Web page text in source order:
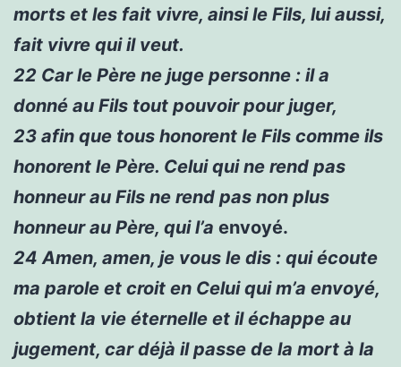
morts et les fait vivre, ainsi le Fils, lui aussi,
fait vivre qui il veut.
22 Car le Père ne juge personne : il a
donné au Fils tout pouvoir pour juger,
23 afin que tous honorent le Fils comme ils
honorent le Père. Celui qui ne rend pas
honneur au Fils ne rend pas non plus
honneur au Père, qui l’a envoyé.
24 Amen, amen, je vous le dis : qui écoute
ma parole et croit en Celui qui m’a envoyé,
obtient la vie éternelle et il échappe au
jugement, car déjà il passe de la mort à la